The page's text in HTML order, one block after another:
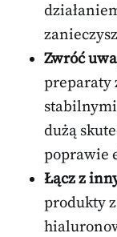
Zwróć
preparaty
dużą
poprawie
Łącz z
produkty